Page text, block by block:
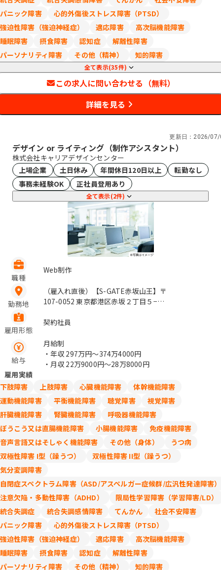
パニック障害
心的外傷後ストレス障害（PTSD）
強迫性障害（強迫神経症）
適応障害
高次脳機能障害
睡眠障害
摂食障害 認知症
解離性障害
パーソナリティ障害
その他（精神） 知的障害
全て表示(35件)
この求人に問い合わせる（無料）
詳細を見る
更新日： 2026/07/
デザイン or ライティング（制作アシスタント）
株式会社キャリアデザインセンター
上場企業
土日休み 年間休日120日以上
転勤なし
事務未経験OK
正社員登用あり
全て表示(2件)
職種
Web制作
勤務地
（雇入れ直後）【S-GATE赤坂山王】〒
107-0052 東京都港区赤坂２丁目５−１
変更なし / 溜池山王、赤坂
雇用形態
契約社員
給与
月給制
・年収 297万円〜374万4000円
・月収 22万9000円〜28万8000円
雇用実績
下肢障害
上肢障害 心臓機能障害
体幹機能障害
運動機能障害
平衡機能障害 聴覚障害
視覚障害
肝臓機能障害
腎臓機能障害
呼吸器機能障害
ぼうこう又は直腸機能障害
小腸機能障害
免疫機能障害
音声言語又はそしゃく機能障害
その他（身体）
うつ病
双極性障害 I型（躁うつ）
双極性障害 II型（躁うつ）
気分変調障害
自閉症スペクトラム障害（ASD/アスペルガー症候群/広汎性発達障害）
注意欠陥・多動性障害（ADHD）
限局性学習障害（学習障害/LD）
統合失調症
統合失調感情障害 てんかん
社会不安障害
パニック障害
心的外傷後ストレス障害（PTSD）
強迫性障害（強迫神経症）
適応障害
高次脳機能障害
睡眠障害
摂食障害 認知症
解離性障害
パーソナリティ障害
その他（精神） 知的障害